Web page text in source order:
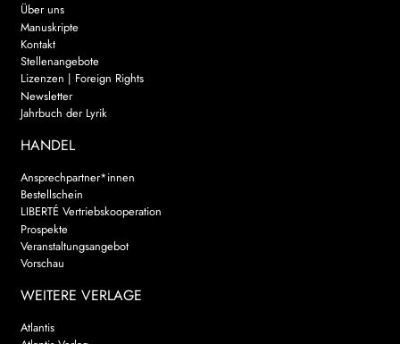
Über uns
Manuskripte
Kontakt
Stellenangebote
Lizenzen | Foreign Rights
Newsletter
Jahrbuch der Lyrik
HANDEL
Ansprechpartner*innen
Bestellschein
LIBERTÉ Vertriebskooperation
Prospekte
Veranstaltungsangebot
Vorschau
WEITERE VERLAGE
Atlantis